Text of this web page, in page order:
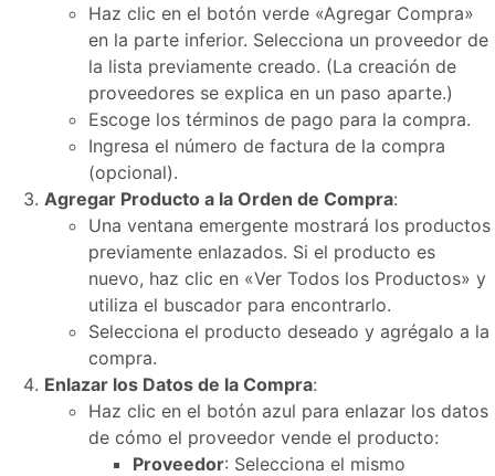
Haz clic en el botón verde «Agregar Compra»
en la parte inferior. Selecciona un proveedor de
la lista previamente creado. (La creación de
proveedores se explica en un paso aparte.)
Escoge los términos de pago para la compra.
Ingresa el número de factura de la compra
(opcional).
Agregar Producto a la Orden de Compra:
Una ventana emergente mostrará los productos
previamente enlazados. Si el producto es
nuevo, haz clic en «Ver Todos los Productos» y
utiliza el buscador para encontrarlo.
Selecciona el producto deseado y agrégalo a la
compra.
Enlazar los Datos de la Compra:
Haz clic en el botón azul para enlazar los datos
de cómo el proveedor vende el producto:
Proveedor: Selecciona el mismo